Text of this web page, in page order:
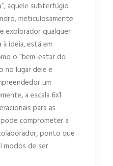
aquele subterfúgio
meticulosamente
explorador qualquer
ideia, está em
o “bem-estar do
no lugar dele e
um
a escala 6x1
para as
comprometer a
ponto que
modos de ser